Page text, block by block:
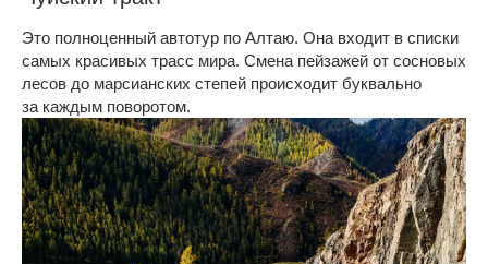
Это полноценный автотур по Алтаю. Она входит в списки
самых красивых трасс мира. Смена пейзажей от сосновых
лесов до марсианских степей происходит буквально
за каждым поворотом.